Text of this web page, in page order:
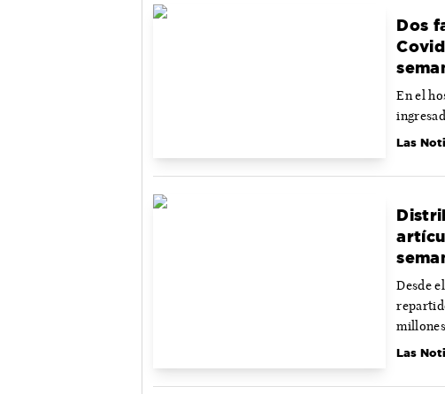
Dos
En el
Las
Desde
millones
Las